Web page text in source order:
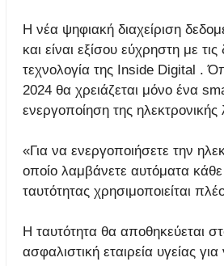
Η νέα ψηφιακή διαχείριση
και είναι εξίσου εύχρηστη με
τεχνολογία της Inside Digital .
2024 θα χρειάζεται μόνο ένα
ενεργοποίηση της ηλεκτρονικής
«Για να ενεργοποιήσετε την
οποίο λαμβάνετε αυτόματα
ταυτότητας χρησιμοποιείται
Η ταυτότητα θα αποθηκεύεται
ασφαλιστική εταιρεία υγείας